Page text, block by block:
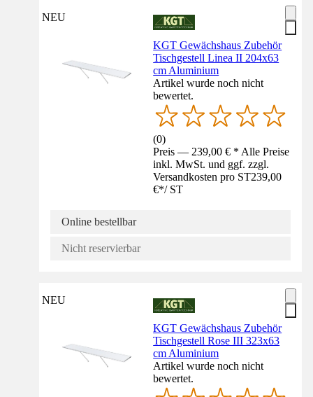
NEU
KGT Gewächshaus Zubehör
Tischgestell Linea II 204x63
cm Aluminium
Artikel wurde noch nicht
bewertet.
(0)
Preis — 239,00 € * Alle Preise
inkl. MwSt. und ggf. zzgl.
Versandkosten pro ST239,00
€*/ ST
Online bestellbar
Nicht reservierbar
NEU
KGT Gewächshaus Zubehör
Tischgestell Rose III 323x63
cm Aluminium
Artikel wurde noch nicht
bewertet.